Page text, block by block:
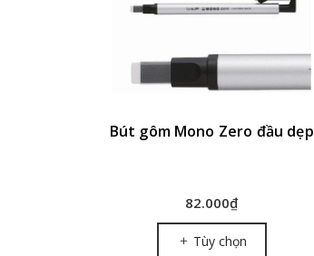
Bút gôm Mono Zero đầu dẹp
82.000₫
Tùy chọn